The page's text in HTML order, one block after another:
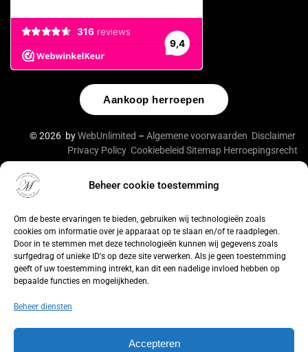
Beheer cookie toestemming
Om de beste ervaringen te bieden, gebruiken wij technologieën zoals
cookies om informatie over je apparaat op te slaan en/of te raadplegen.
Door in te stemmen met deze technologieën kunnen wij gegevens zoals
surfgedrag of unieke ID's op deze site verwerken. Als je geen toestemming
geeft of uw toestemming intrekt, kan dit een nadelige invloed hebben op
bepaalde functies en mogelijkheden.
Beheer diensten
Accepteren
Aankoop herroepen
© 2026 byWebUnlimited – Algemene voorwaarden Disclaimer
Privacy Policy Cookiebeleid Sitemap Herroepingsrecht
De waardering van lingeriebym.nl/ bij
WebwinkelKeur